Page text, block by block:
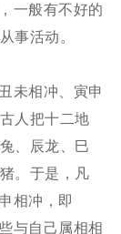
一般有不好的
事活动。
未相冲、寅申
人把十二地
、辰龙、巳
。于是，凡
相冲，即
与自己属相相